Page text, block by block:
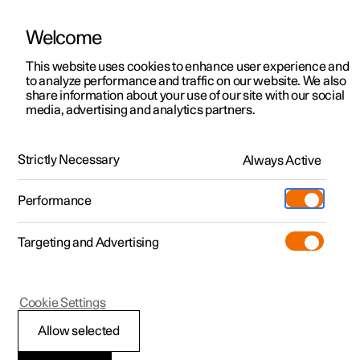
Polestar 2
Polestar 3
Polestar 4
Pre-owned
Shop
Mere
Udforsk Polestar 2
Kampagner
Nye lagerbiler
Prøvetur
Nye lagerbiler
Udforsk Polestar 4
Kampagner
Nye lagerbiler
Pre-owned-programmet
Pre-owned Polestar 2
Kampagner til privatkunder
Tilbud til erhvervskunder
Nye lagerbiler
Byg din bil
Pre-owned
Prøvetur
Extras tilbehør
(Åbner i et nyt vindue)
Experiences
Firmabil
Find os
Servicelokationer
Ejerskab
Opladning
Om Polestar
Bæredygtighed
HåndbogVideogalleriSoftwareopdateringer
Airbags
Polestar 3
Sideairbags
Welcome
This website uses cookies to enhance user experience and
to analyze performance and traffic on our website. We also
share information about your use of our site with our social
media, advertising and analytics partners.
Strictly Necessary Always Active
Performance
Targeting and Advertising
Allow selected
Cookie Settings